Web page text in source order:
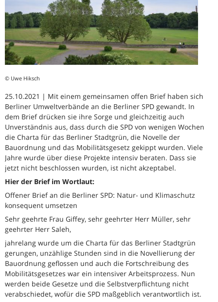
© Uwe Hiksch
25.10.2021 | Mit einem gemeinsamen offen Brief haben sich
Berliner Umweltverbände an die Berliner SPD gewandt. In
dem Brief drücken sie ihre Sorge und gleichzeitig auch
Unverständnis aus, dass durch die SPD von wenigen Wochen
die Charta für das Berliner Stadtgrün, die Novelle der
Bauordnung und das Mobilitätsgesetz gekippt wurden. Viele
Jahre wurde über diese Projekte intensiv beraten. Dass sie
jetzt nicht beschlossen wurden, ist nicht akzeptabel.
Hier der Brief im Wortlaut:
Offener Brief an die Berliner SPD: Natur- und Klimaschutz
konsequent umsetzen
Sehr geehrte Frau Giffey, sehr geehrter Herr Müller, sehr
geehrter Herr Saleh,
jahrelang wurde um die Charta für das Berliner Stadtgrün
gerungen, unzählige Stunden sind in die Novellierung der
Bauordnung geflossen und auch die Fortschreibung des
Mobilitätsgesetzes war ein intensiver Arbeitsprozess. Nun
werden beide Gesetze und die Selbstverpflichtung nicht
verabschiedet, wofür die SPD maßgeblich verantwortlich ist.